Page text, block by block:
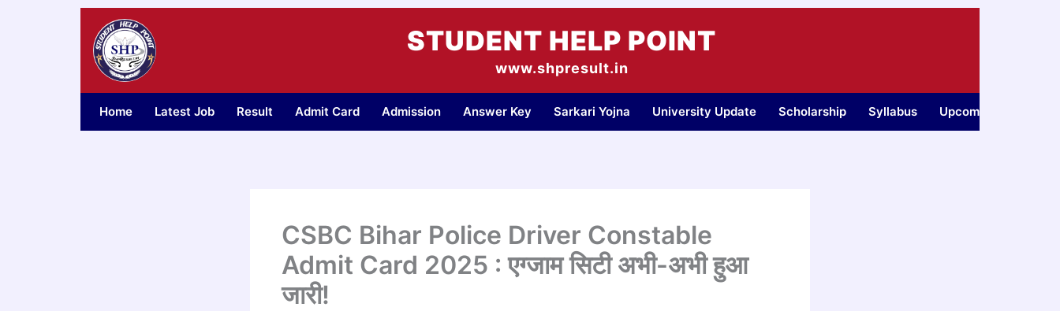
STUDENT HELP POINT
www.shpresult.in
Home Latest Job Result Admit Card Admission Answer Key Sarkari Yojna University Update Scholarship Syllabus Upcoming Jobs
CSBC Bihar Police Driver Constable
Admit Card 2025 : एग्जाम सिटी अभी-अभी हुआ
जारी!